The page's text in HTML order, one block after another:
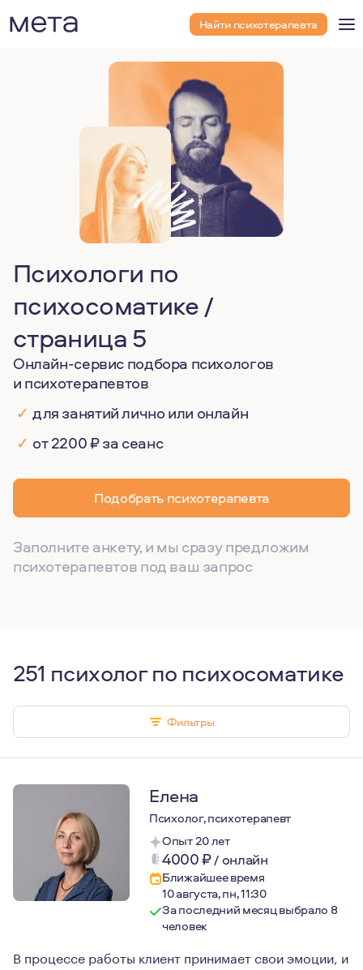
Найти психотерапевта
Психологи по
психосоматике /
страница 5
Онлайн-сервис подбора психологов
и психотерапевтов
✓ для занятий лично или онлайн
✓ от 2200 ₽ за сеанс
Подобрать психотерапевта
Заполните анкету, и мы сразу предложим
психотерапевтов под ваш запрос
251 психолог по психосоматике
Фильтры
Елена
Психолог, психотерапевт
Опыт 20 лет
4000₽/ онлайн
Ближайшее время
10 августа, пн, 11:30
За последний месяц выбрало 8
человек
В процессе работы клиент принимает свои эмоции, и